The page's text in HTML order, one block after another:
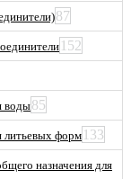
87
152
воды85
литьевых форм 133
назначения для